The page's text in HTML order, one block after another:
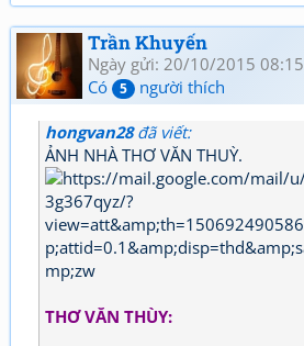
Trần Khuyến
Ngày gửi: 20/10/2015 08:15
Có
5 người thích
hongvan28đã viết:
ẢNH NHÀ THƠ VĂN THUỲ.
THƠ VĂN THÙY: